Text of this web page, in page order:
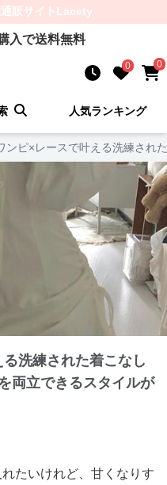
販サイト Lacety
入で送料無料
0 0
人気ランキング
ンピ×レースで叶える洗練され
洗練された着こなし
両立できるスタイルが
たいけれど、甘くなりす